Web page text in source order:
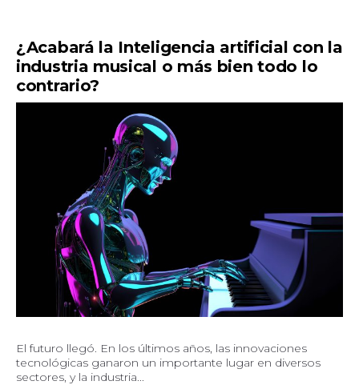
¿Acabará la Inteligencia artificial con la
industria musical o más bien todo lo
contrario?
El futuro llegó. En los últimos años, las innovaciones
tecnológicas ganaron un importante lugar en diversos
sectores, y la industria...